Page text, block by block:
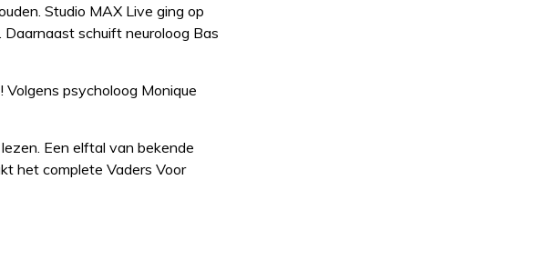
Studio MAX Live ging op
schuift neuroloog Bas
psycholoog Monique
Een elftal van bekende
het complete Vaders Voor